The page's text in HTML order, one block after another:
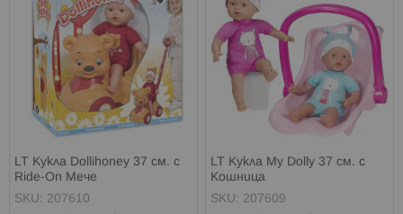
LT Кукла Dollihoney 37 см. с
Ride-On Мече
SKU: 207610
LT Кукла My Dolly 37 см. с
Кошница
SKU: 207609